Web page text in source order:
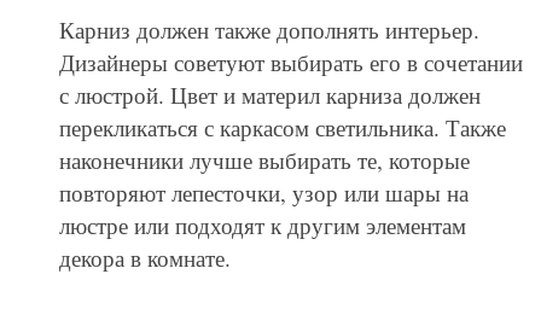
Карниз должен также дополнять интерьер.
Дизайнеры советуют выбирать его в сочетании
с люстрой. Цвет и материл карниза должен
перекликаться с каркасом светильника. Также
наконечники лучше выбирать те, которые
повторяют лепесточки, узор или шары на
люстре или подходят к другим элементам
декора в комнате.